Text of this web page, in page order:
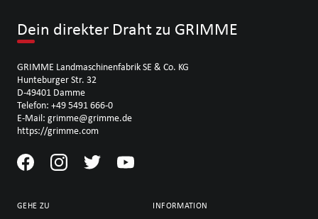
Dein direkter Draht zu GRIMME
GRIMME Landmaschinenfabrik SE & Co. KG
Hunteburger Str. 32
D-49401 Damme
Telefon: +49 5491 666-0
E-Mail: grimme@grimme.de
https://grimme.com
GEHE ZU INFORMATION